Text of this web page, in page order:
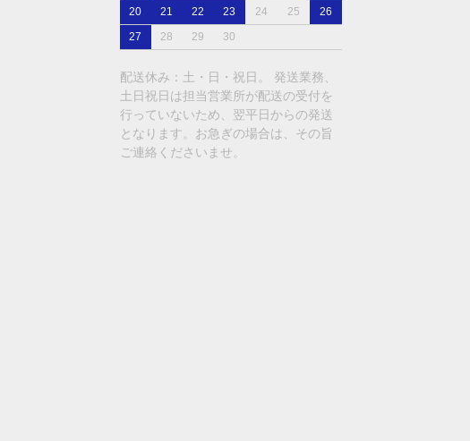
20
21 22 23 24 25
26
27
28 29 30
配送休み：土・日・祝日。 発送業務、
土日祝日は担当営業所が配送の受付を
行っていないため、翌平日からの発送
となります。お急ぎの場合は、その旨
ご連絡くださいませ。